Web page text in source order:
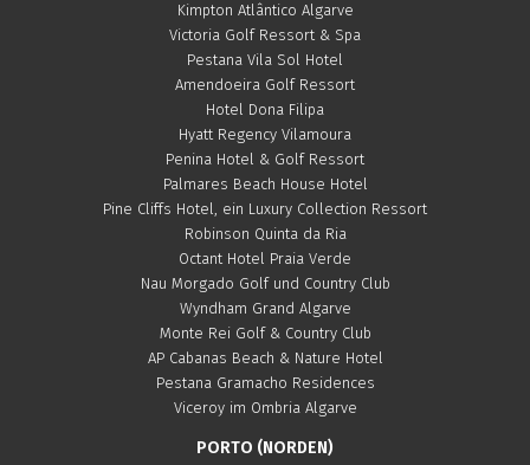
Kimpton Atlântico Algarve
Victoria Golf Ressort & Spa
Pestana Vila Sol Hotel
Amendoeira Golf Ressort
Hotel Dona Filipa
Hyatt Regency Vilamoura
Penina Hotel & Golf Ressort
Palmares Beach House Hotel
Pine Cliffs Hotel, ein Luxury Collection Ressort
Robinson Quinta da Ria
Octant Hotel Praia Verde
Nau Morgado Golf und Country Club
Wyndham Grand Algarve
Monte Rei Golf & Country Club
AP Cabanas Beach & Nature Hotel
Pestana Gramacho Residences
Viceroy im Ombria Algarve
PORTO (NORDEN)